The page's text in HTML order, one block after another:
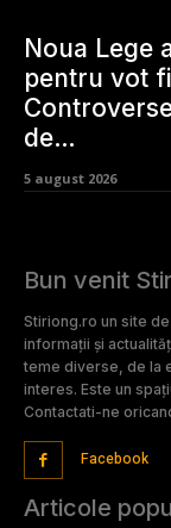
Noua Lege
pentru vot
de…
5 august 2026
Bun venit
Stiriong.ro un site
informații și
teme diverse, de la
interes. Este un
Contactati-ne
Facebook
Articole